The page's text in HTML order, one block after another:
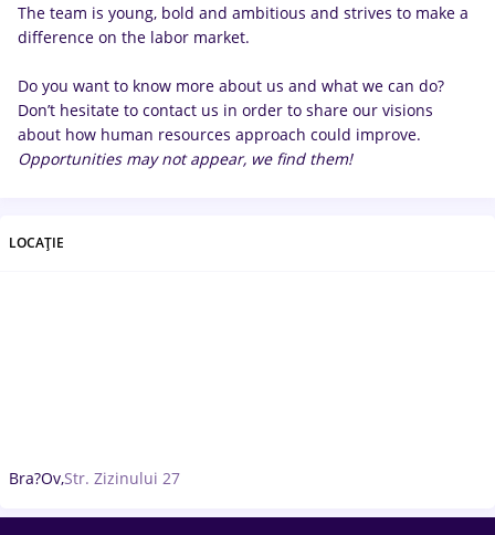
The team is young, bold and ambitious and strives to make a
difference on the labor market.
Do you want to know more about us and what we can do?
Don’t hesitate to contact us in order to share our visions
about how human resources approach could improve.
Opportunities may not appear, we find them!
LOCAȚIE
Bra?Ov,Str. Zizinului 27